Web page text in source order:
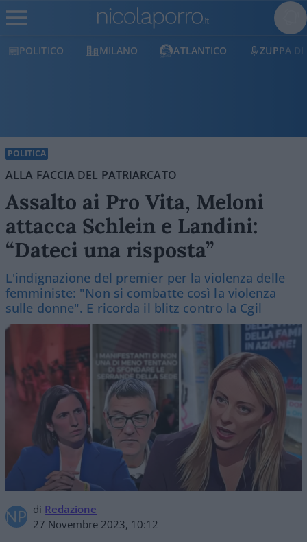
MILANO ATLANTICO ZUPPA DI PORRO
POLITICA
ALLA FACCIA DEL PATRIARCATO
Assalto ai Pro Vita, Meloni
attacca Schlein e Landini:
“Dateci una risposta”
L'indignazione del premier per la violenza delle
femministe: "Non si combatte così la violenza
sulle donne". E ricorda il blitz contro la Cgil
di Redazione
27 Novembre 2023, 10:12